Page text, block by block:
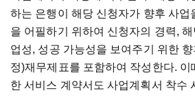
하는 은행이 해당 신청자가 향후 사업
을 어필하기 위하여 신청자의 경력,
업성, 성공 가능성을 보여주기 위한
정)재무제표를 포함하여 작성한다. 이
한 서비스 계약서도 사업계획서 착수